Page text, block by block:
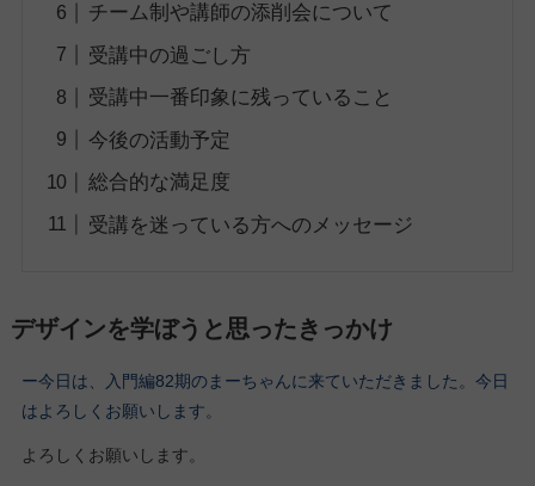
チーム制や講師の添削会について
受講中の過ごし方
受講中一番印象に残っていること
今後の活動予定
総合的な満足度
受講を迷っている方へのメッセージ
デザインを学ぼうと思ったきっかけ
ー今日は、入門編82期のまーちゃんに来ていただきました。今日
はよろしくお願いします。
よろしくお願いします。